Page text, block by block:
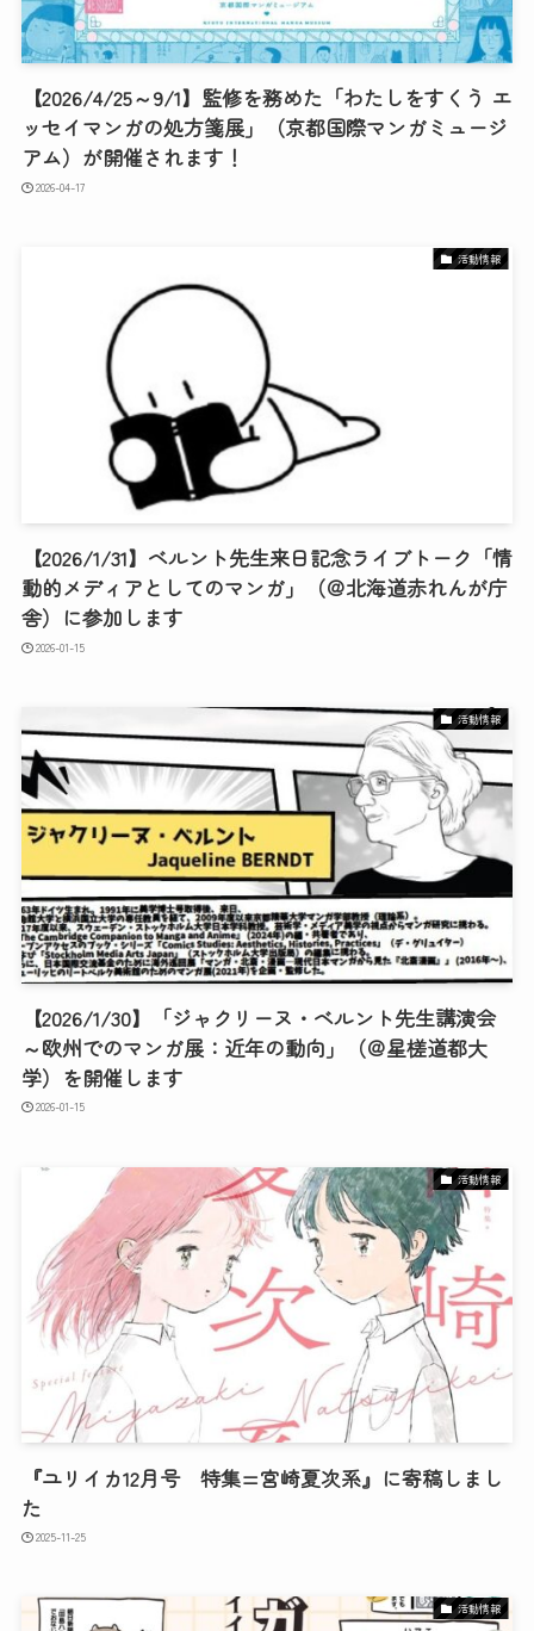
【2026/4/25～9/1】監修を務めた「わたしをすくう エ
ッセイマンガの処方箋展」（京都国際マンガミュージ
アム）が開催されます！
2026-04-17
活動情報
【2026/1/31】ベルント先生来日記念ライブトーク「情
動的メディアとしてのマンガ」（＠北海道赤れんが庁
舎）に参加します
2026-01-15
活動情報
【2026/1/30】「ジャクリーヌ・ベルント先生講演会
～欧州でのマンガ展：近年の動向」（＠星槎道都大
学）を開催します
2026-01-15
活動情報
『ユリイカ12月号 特集=宮崎夏次系』に寄稿しまし
た
2025-11-25
活動情報